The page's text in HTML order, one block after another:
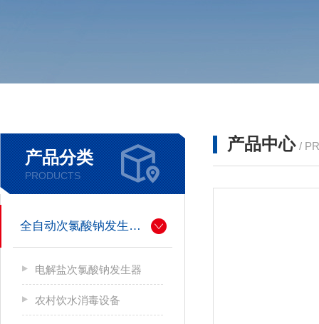
产品分类
PRODUCTS
全自动次氯酸钠发生器厂家
电解盐次氯酸钠发生器
农村饮水消毒设备
产品中心 /